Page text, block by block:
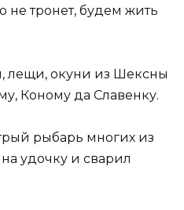
не тронет, будем жить
лещи, окуни из Шексны
Коному да Славенку.
рыбарь многих из
удочку и сварил